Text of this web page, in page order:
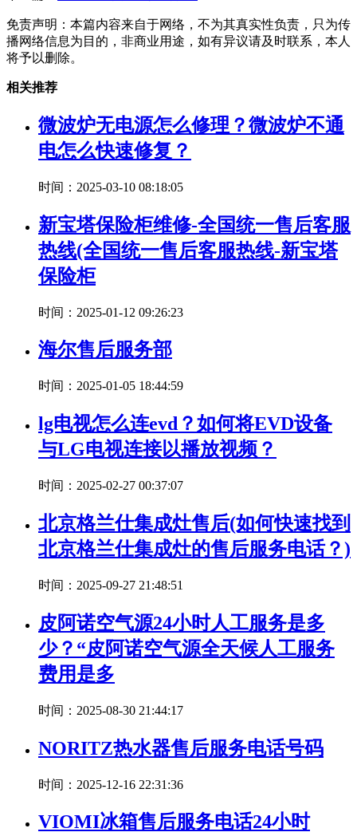
免责声明：本篇内容来自于网络，不为其真实性负责，只为传
播网络信息为目的，非商业用途，如有异议请及时联系，本人
将予以删除。
相关推荐
微波炉无电源怎么修理？微波炉不通
电怎么快速修复？
时间：2025-03-10 08:18:05
新宝塔保险柜维修-全国统一售后客服
热线(全国统一售后客服热线-新宝塔
保险柜
时间：2025-01-12 09:26:23
海尔售后服务部
时间：2025-01-05 18:44:59
lg电视怎么连evd？如何将EVD设备
与LG电视连接以播放视频？
时间：2025-02-27 00:37:07
北京格兰仕集成灶售后(如何快速找到
北京格兰仕集成灶的售后服务电话？)
时间：2025-09-27 21:48:51
皮阿诺空气源24小时人工服务是多
少？“皮阿诺空气源全天候人工服务
费用是多
时间：2025-08-30 21:44:17
NORITZ热水器售后服务电话号码
时间：2025-12-16 22:31:36
VIOMI冰箱售后服务电话24小时